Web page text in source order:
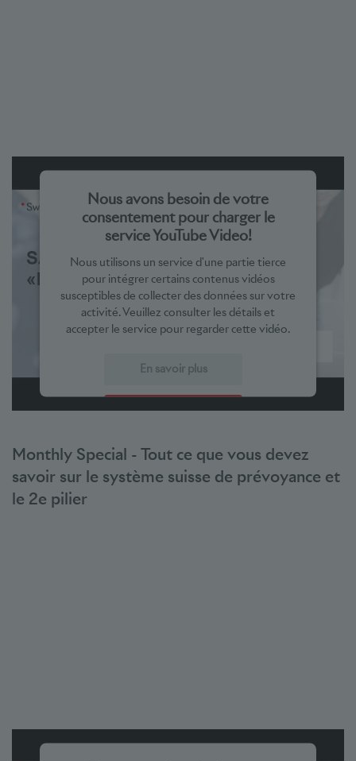
Nous avons besoin de votre
consentement pour charger le
service YouTube Video!
Nous utilisons un service d'une partie tierce
pour intégrer certains contenus vidéos
susceptibles de collecter des données sur votre
activité. Veuillez consulter les détails et
accepter le service pour regarder cette vidéo.
En savoir plus
Accepter
powered by Usercentrics Consent Management Platform
Monthly Special - Tout ce que vous devez
savoir sur le système suisse de prévoyance et
le 2e pilier